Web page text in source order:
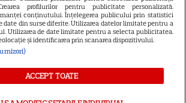
Romania – Toate Drepturile rezervate
de noroc sunt interzise minorilor.
profilurilor pentru publicitate personalizată.
conținutului. Înțelegerea publicului prin statistici
date din surse diferite. Utilizarea datelor limitate pentru a
Utilizarea de date limitate pentru a selecta publicitatea.
și identificarea prin scanarea dispozitivului.
ACCEPT TOATE